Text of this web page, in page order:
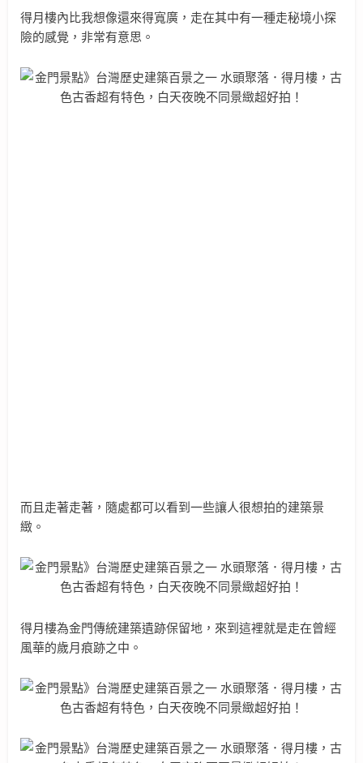
得月樓內比我想像還來得寬廣，走在其中有一種走秘境小探
險的感覺，非常有意思。
而且走著走著，隨處都可以看到一些讓人很想拍的建築景
緻。
得月樓為金門傳統建築遺跡保留地，來到這裡就是走在曾經
風華的歲月痕跡之中。